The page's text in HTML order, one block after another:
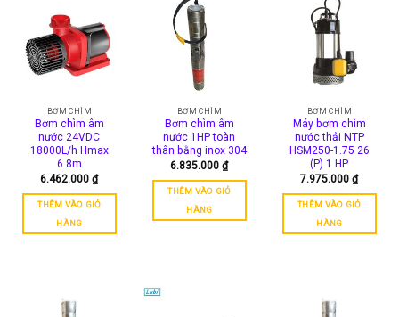
biến
thể.
Các
tùy
có
thể
được
chọn
trên
trang
sản
phẩm
nhiều
biến
thể.
Các
tùy
có
thể
được
chọn
trên
trang
sản
phẩm
BƠM CHÌM
Bơm chìm âm
nước 24VDC
18000L/h Hmax
6.8m
6.462.000₫
THÊM VÀO GIỎ
HÀNG
BƠM CHÌM
Bơm chìm âm
nước 1HP toàn
thân bằng inox 304
6.835.000₫
THÊM VÀO GIỎ
HÀNG
BƠM CHÌM
Máy bơm chìm
nước thải NTP
HSM250-1.75 26
(P) 1 HP
7.975.000₫
THÊM VÀO GIỎ
HÀNG